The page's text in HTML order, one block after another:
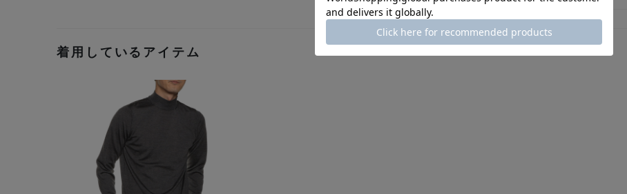
着用しているアイテム